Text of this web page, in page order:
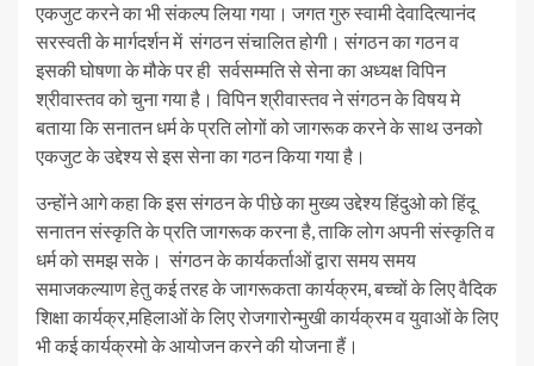
एकजुट करने का भी संकल्प लिया गया। जगत गुरु स्वामी देवादित्यानंद
सरस्वती के मार्गदर्शन में संगठन संचालित होगी। संगठन का गठन व
इसकी घोषणा के मौके पर ही सर्वसम्मति से सेना का अध्यक्ष विपिन
श्रीवास्तव को चुना गया है। विपिन श्रीवास्तव ने संगठन के विषय मे
बताया कि सनातन धर्म के प्रति लोगों को जागरूक करने के साथ उनको
एकजुट के उद्देश्य से इस सेना का गठन किया गया है।
उन्होंने आगे कहा कि इस संगठन के पीछे का मुख्य उद्देश्य हिंदुओ को हिंदू
सनातन संस्कृति के प्रति जागरूक करना है, ताकि लोग अपनी संस्कृति व
धर्म को समझ सके। संगठन के कार्यकर्ताओं द्वारा समय समय
समाजकल्याण हेतु कई तरह के जागरूकता कार्यक्रम, बच्चों के लिए वैदिक
शिक्षा कार्यक्र,महिलाओं के लिए रोजगारोन्मुखी कार्यक्रम व युवाओं के लिए
भी कई कार्यक्रमो के आयोजन करने की योजना हैं।